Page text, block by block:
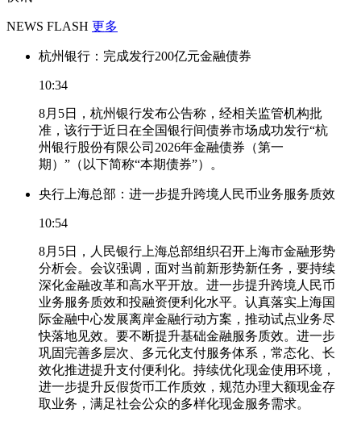
NEWS FLASH 更多
杭州银行：完成发行200亿元金融债券
10:34
8月5日，杭州银行发布公告称，经相关监管机构批
准，该行于近日在全国银行间债券市场成功发行“杭
州银行股份有限公司2026年金融债券（第一
期）”（以下简称“本期债券”）。
央行上海总部：进一步提升跨境人民币业务服务质效
10:54
8月5日，人民银行上海总部组织召开上海市金融形势
分析会。会议强调，面对当前新形势新任务，要持续
深化金融改革和高水平开放。进一步提升跨境人民币
业务服务质效和投融资便利化水平。认真落实上海国
际金融中心发展离岸金融行动方案，推动试点业务尽
快落地见效。要不断提升基础金融服务质效。进一步
巩固完善多层次、多元化支付服务体系，常态化、长
效化推进提升支付便利化。持续优化现金使用环境，
进一步提升反假货币工作质效，规范办理大额现金存
取业务，满足社会公众的多样化现金服务需求。